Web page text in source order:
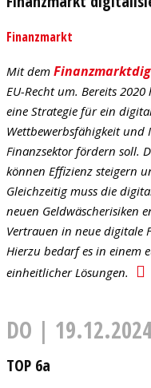
Finanzmarkt
Mit dem
EU-Recht um. Bereits
eine Strategie für ein
Wettbewerbsfähigkeit und
Finanzsektor fördern soll.
können Effizienz steigern
Gleichzeitig muss die
neuen Geldwäscherisiken
Vertrauen in neue digitale
Hierzu bedarf es in einem
einheitlicher Lösungen.
DO |
TOP 6a